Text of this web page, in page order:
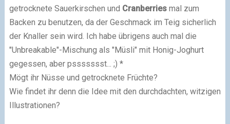
getrocknete Sauerkirschen und Cranberriesmal zum
Backen zu benutzen, da der Geschmack im Teig sicherlich
der Knaller sein wird. Ich habe übrigens auch mal die
"Unbreakable"-Mischung als "Müsli" mit Honig-Joghurt
gegessen, aber pssssssst... ;) *
Mögt ihr Nüsse und getrocknete Früchte?
Wie findet ihr denn die Idee mit den durchdachten, witzigen
Illustrationen?